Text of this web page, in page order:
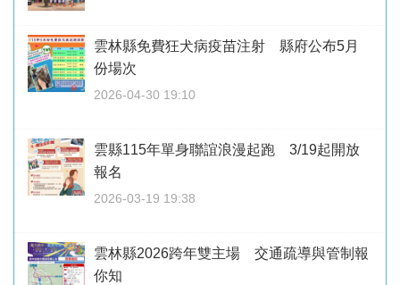
雲林縣免費狂犬病疫苗注射 縣府公布5月
份場次
2026-04-30 19:10
雲縣115年單身聯誼浪漫起跑 3/19起開放
報名
2026-03-19 19:38
雲林縣2026跨年雙主場 交通疏導與管制報
你知